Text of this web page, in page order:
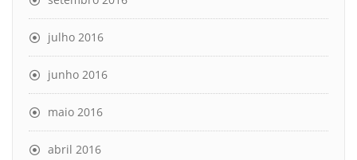
julho 2016
junho 2016
maio 2016
abril 2016